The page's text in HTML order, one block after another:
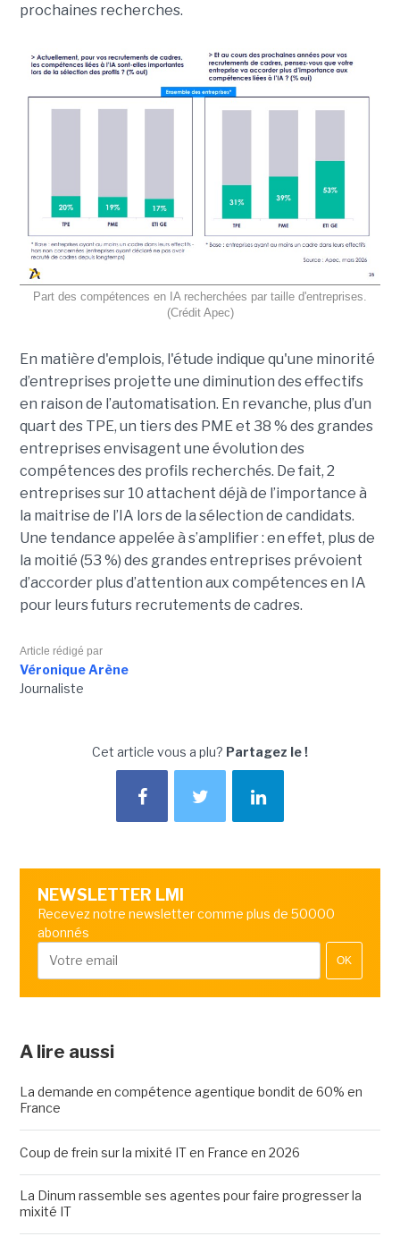
prochaines recherches.
Part des compétences en IA recherchées par taille d'entreprises.
(Crédit Apec)
En matière d'emplois, l'étude indique qu'une minorité
d’entreprises projette une diminution des effectifs
en raison de l’automatisation. En revanche, plus d’un
quart des TPE, un tiers des PME et 38 % des grandes
entreprises envisagent une évolution des
compétences des profils recherchés. De fait, 2
entreprises sur 10 attachent déjà de l’importance à
la maitrise de l’IA lors de la sélection de candidats.
Une tendance appelée à s’amplifier : en effet, plus de
la moitié (53 %) des grandes entreprises prévoient
d’accorder plus d’attention aux compétences en IA
pour leurs futurs recrutements de cadres.
Article rédigé par
Véronique Arène
Journaliste
Cet article vous a plu? Partagez le !
NEWSLETTER LMI
Recevez notre newsletter comme plus de 50000
abonnés
OK
A lire aussi
La demande en compétence agentique bondit de 60% en
France
Coup de frein sur la mixité IT en France en 2026
La Dinum rassemble ses agentes pour faire progresser la
mixité IT